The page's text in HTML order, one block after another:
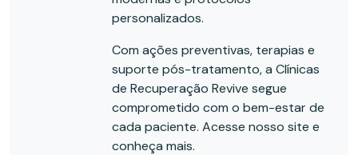
personalizados.
Com ações preventivas, terapias e
suporte pós-tratamento, a Clínicas
de Recuperação Revive segue
comprometido com o bem-estar de
cada paciente. Acesse nosso site e
conheça mais.